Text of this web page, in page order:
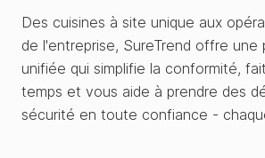
Des cuisines à site unique aux
de l'entreprise, SureTrend offre une
unifiée qui simplifie la conformité,
temps et vous aide à prendre des
sécurité en toute confiance -